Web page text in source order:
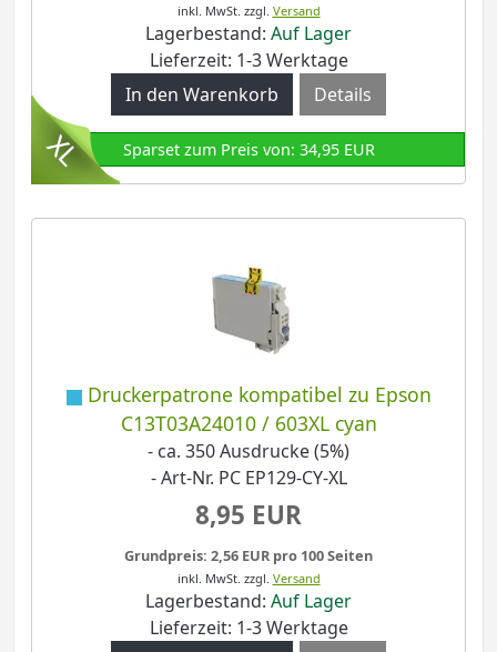
inkl. MwSt. zzgl. Versand
Lagerbestand: Auf Lager
Lieferzeit: 1-3 Werktage
Details
Sparset zum Preis von: 34,95 EUR
Druckerpatrone kompatibel zu Epson
C13T03A24010 / 603XL cyan
- ca. 350 Ausdrucke (5%)
- Art-Nr. PC EP129-CY-XL
8,95 EUR
Grundpreis: 2,56 EUR pro 100 Seiten
inkl. MwSt. zzgl. Versand
Lagerbestand: Auf Lager
Lieferzeit: 1-3 Werktage